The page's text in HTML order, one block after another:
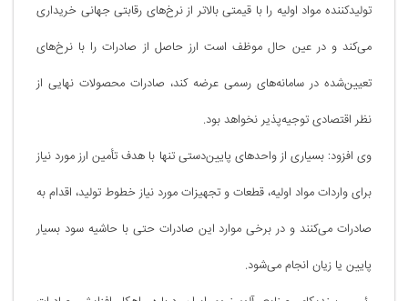
تولیدکننده مواد اولیه را با قیمتی بالاتر از نرخ‌های رقابتی جهانی خریداری
می‌کند و در عین حال موظف است ارز حاصل از صادرات را با نرخ‌های
تعیین‌شده در سامانه‌های رسمی عرضه کند، صادرات محصولات نهایی از
نظر اقتصادی توجیه‌پذیر نخواهد بود.
وی افزود: بسیاری از واحدهای پایین‌دستی تنها با هدف تأمین ارز مورد نیاز
برای واردات مواد اولیه، قطعات و تجهیزات مورد نیاز خطوط تولید، اقدام به
صادرات می‌کنند و در برخی موارد این صادرات حتی با حاشیه سود بسیار
پایین یا زیان انجام می‌شود.